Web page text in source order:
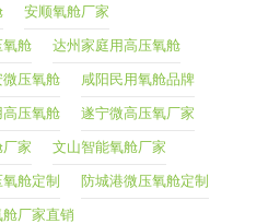
安顺氧舱厂家
氧舱 达州家庭用高压氧舱
微压氧舱 咸阳民用氧舱品牌
压氧舱 遂宁微高压氧厂家
家 文山智能氧舱厂家
舱定制 防城港微压氧舱定制
厂家直销